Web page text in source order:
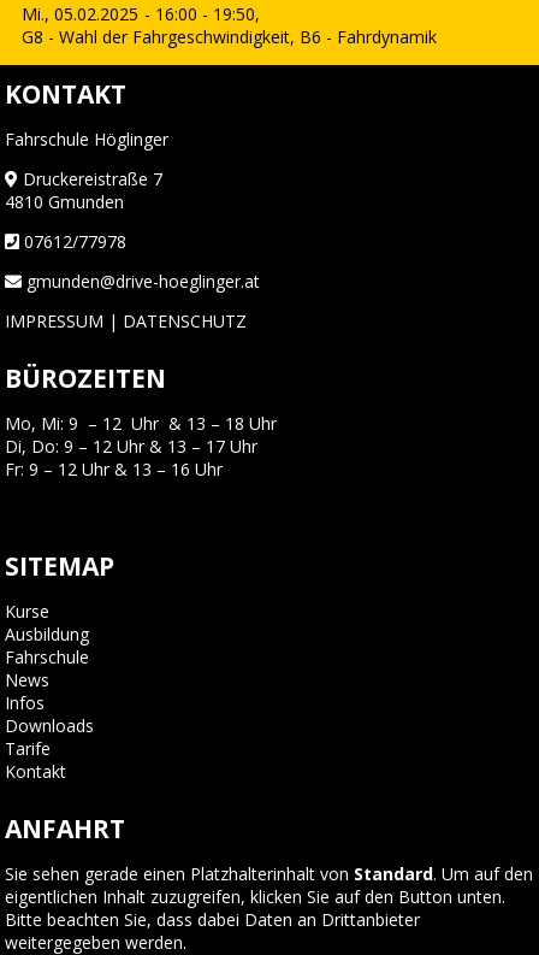
Mi., 05.02.2025 - 16:00 - 19:50,
G8 - Wahl der Fahrgeschwindigkeit, B6 - Fahrdynamik
KONTAKT
Fahrschule Höglinger
Druckereistraße 7
4810 Gmunden
07612/77978
gmunden@drive-hoeglinger.at
IMPRESSUM | DATENSCHUTZ
BÜROZEITEN
Mo, Mi: 9 – 12 Uhr & 13 – 18 Uhr
Di, Do: 9 – 12 Uhr & 13 – 17 Uhr
Fr: 9 – 12 Uhr & 13 – 16 Uhr
SITEMAP
Kurse
Ausbildung
Fahrschule
News
Infos
Downloads
Tarife
Kontakt
ANFAHRT
Sie sehen gerade einen Platzhalterinhalt von Standard. Um auf den
eigentlichen Inhalt zuzugreifen, klicken Sie auf den Button unten.
Bitte beachten Sie, dass dabei Daten an Drittanbieter
weitergegeben werden.